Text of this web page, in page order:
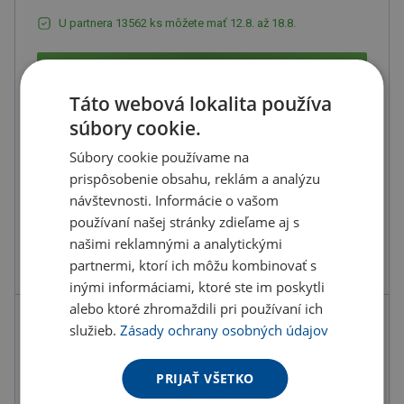
U partnera 13562 ks môžete mať 12.8. až 18.8.
Objednať s potlačou
Doručenie Možnosti doručenia »
Osobný odber
Pridať do obľúbených
Možnosti potlače
Táto webová lokalita používa
súbory cookie.
Súbory cookie používame na
prispôsobenie obsahu, reklám a analýzu
návštevnosti. Informácie o vašom
používaní našej stránky zdieľame aj s
našimi reklamnými a analytickými
partnermi, ktorí ich môžu kombinovať s
inými informáciami, ktoré ste im poskytli
alebo ktoré zhromaždili pri používaní ich
služieb.Zásady ochrany osobných údajov
PRIJAŤ VŠETKO